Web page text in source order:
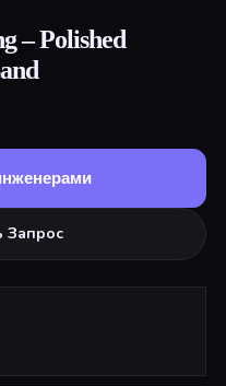
– Polished
Запрос